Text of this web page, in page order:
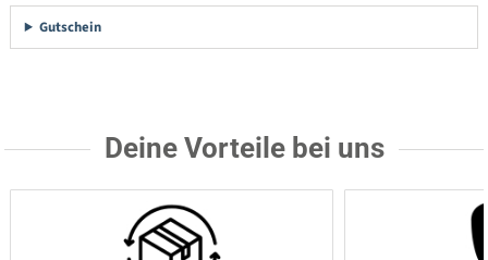
Gutschein
Deine Vorteile bei uns